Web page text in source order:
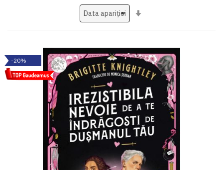
-20%